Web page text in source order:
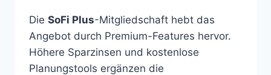
Die SoFi Plus-Mitgliedschaft hebt das
Angebot durch Premium-Features hervor.
Höhere Sparzinsen und kostenlose
Planungstools ergänzen die